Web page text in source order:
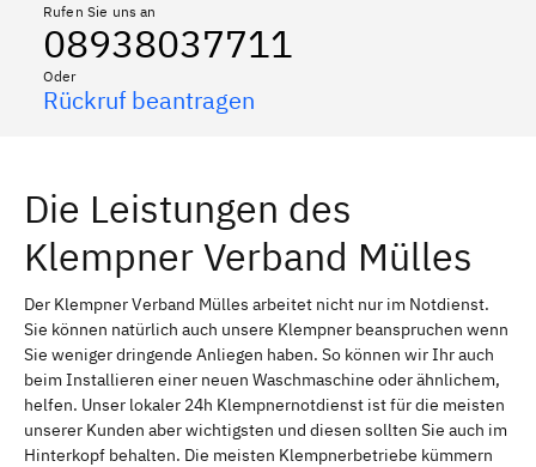
Rufen Sie uns an
08938037711
Oder
Rückruf beantragen
Die Leistungen des
Klempner Verband Mülles
Der Klempner Verband Mülles arbeitet nicht nur im Notdienst.
Sie können natürlich auch unsere Klempner beanspruchen wenn
Sie weniger dringende Anliegen haben. So können wir Ihr auch
beim Installieren einer neuen Waschmaschine oder ähnlichem,
helfen. Unser lokaler 24h Klempnernotdienst ist für die meisten
unserer Kunden aber wichtigsten und diesen sollten Sie auch im
Hinterkopf behalten. Die meisten Klempnerbetriebe kümmern